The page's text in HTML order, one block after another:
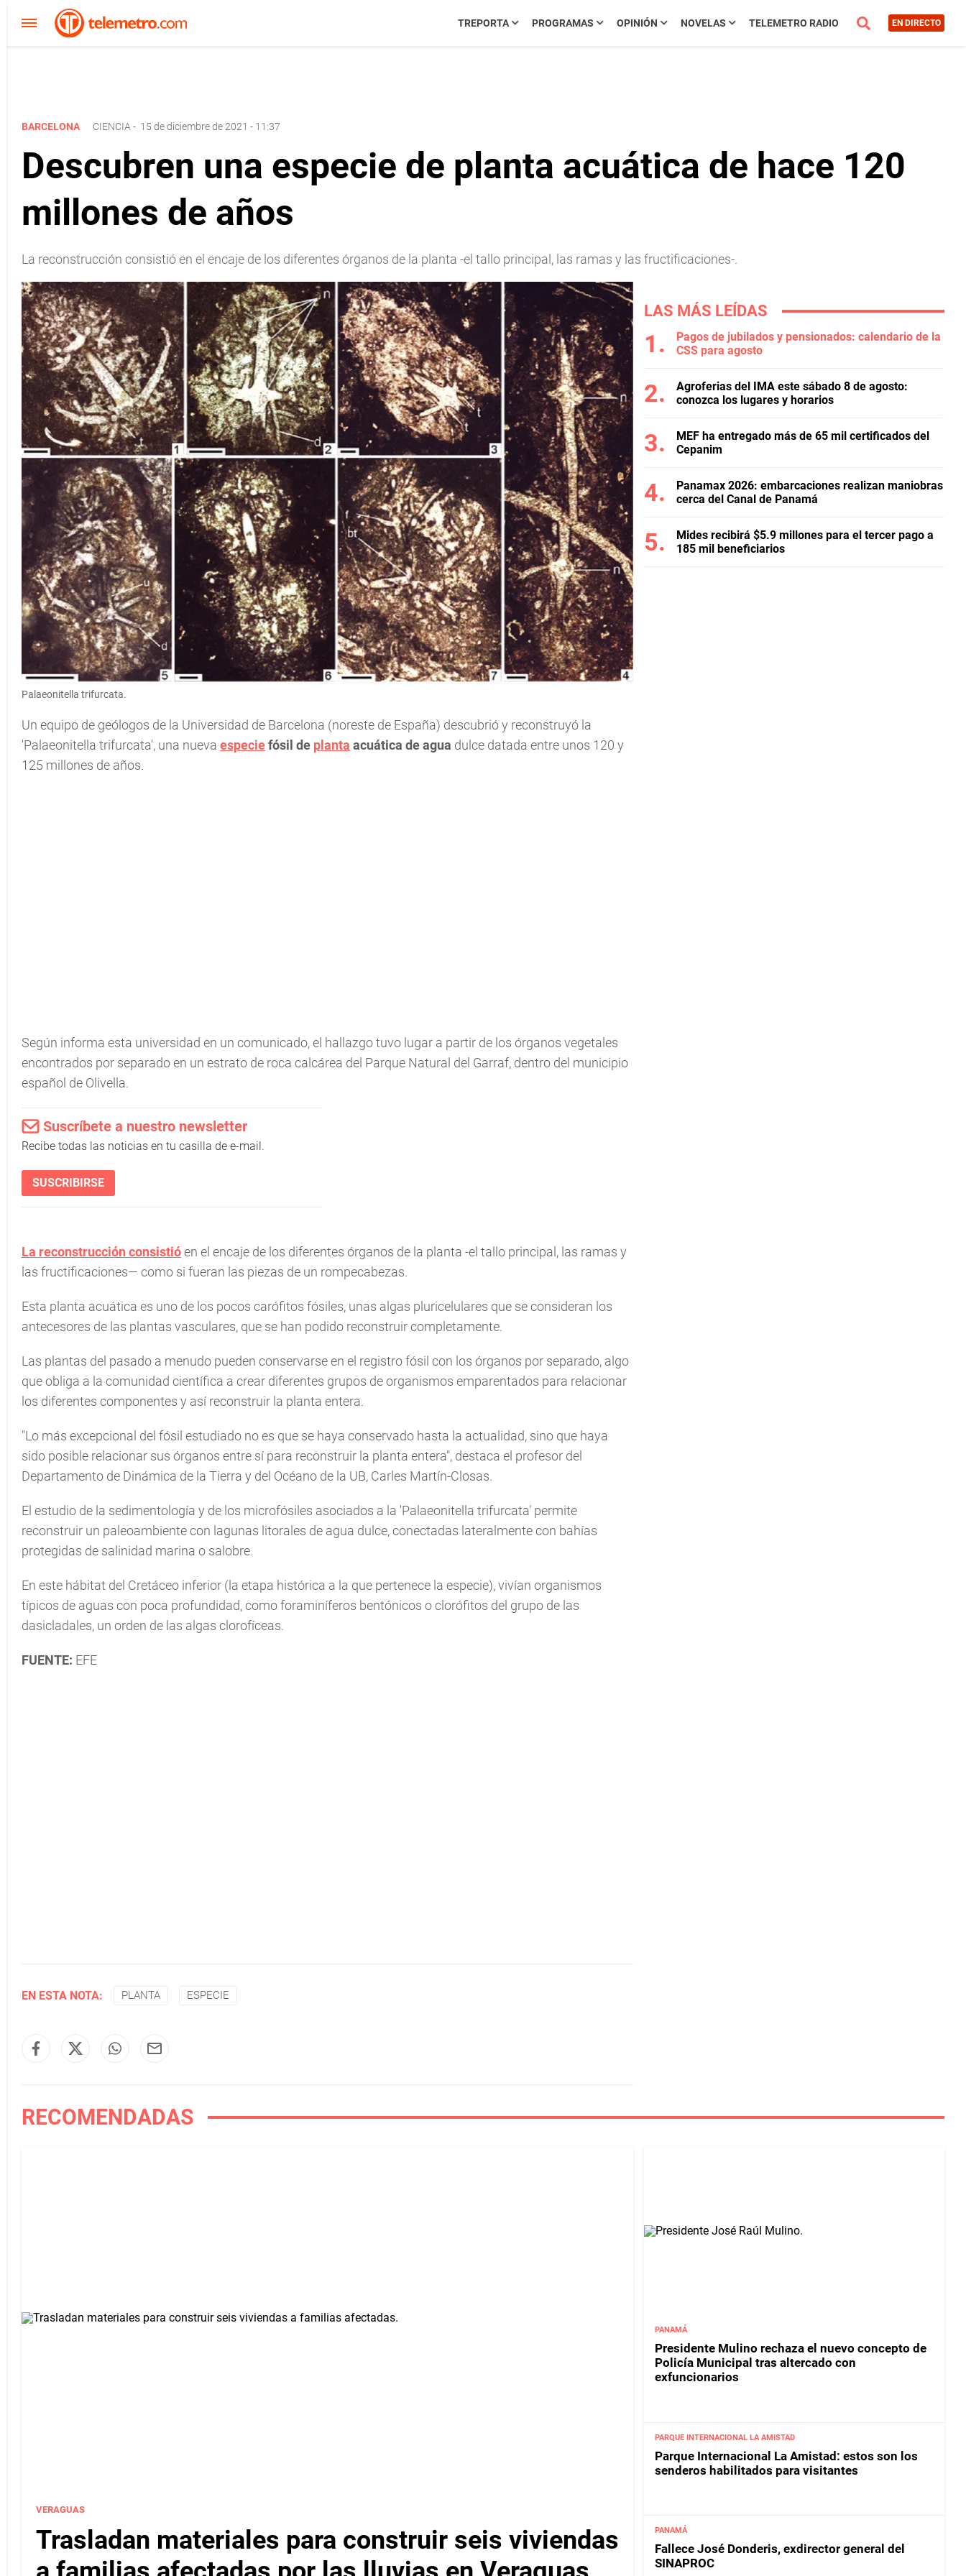
TREPORTA PROGRAMAS OPINIÓN NOVELAS TELEMETRO RADIO EN DIRECTO
BARCELONA CIENCIA - 15 de diciembre de 2021 - 11:37
Descubren una especie de planta acuática de hace 120
millones de años
La reconstrucción consistió en el encaje de los diferentes órganos de la planta -el tallo principal, las ramas y las fructificaciones-.
Palaeonitella trifurcata.
Un equipo de geólogos de la Universidad de Barcelona (noreste de España) descubrió y reconstruyó la
'Palaeonitella trifurcata', una nueva especiefósil de planta acuática de agua dulce datada entre unos 120 y
125 millones de años.
Según informa esta universidad en un comunicado, el hallazgo tuvo lugar a partir de los órganos vegetales
encontrados por separado en un estrato de roca calcárea del Parque Natural del Garraf, dentro del municipio
español de Olivella.
Suscríbete a nuestro newsletter
Recibe todas las noticias en tu casilla de e-mail.
SUSCRIBIRSE
La reconstrucción consistióen el encaje de los diferentes órganos de la planta -el tallo principal, las ramas y
las fructificaciones— como si fueran las piezas de un rompecabezas.
Esta planta acuática es uno de los pocos carófitos fósiles, unas algas pluricelulares que se consideran los
antecesores de las plantas vasculares, que se han podido reconstruir completamente.
Las plantas del pasado a menudo pueden conservarse en el registro fósil con los órganos por separado, algo
que obliga a la comunidad científica a crear diferentes grupos de organismos emparentados para relacionar
los diferentes componentes y así reconstruir la planta entera.
"Lo más excepcional del fósil estudiado no es que se haya conservado hasta la actualidad, sino que haya
sido posible relacionar sus órganos entre sí para reconstruir la planta entera", destaca el profesor del
Departamento de Dinámica de la Tierra y del Océano de la UB, Carles Martín-Closas.
El estudio de la sedimentología y de los microfósiles asociados a la 'Palaeonitella trifurcata' permite
reconstruir un paleoambiente con lagunas litorales de agua dulce, conectadas lateralmente con bahías
protegidas de salinidad marina o salobre.
En este hábitat del Cretáceo inferior (la etapa histórica a la que pertenece la especie), vivían organismos
típicos de aguas con poca profundidad, como foraminíferos bentónicos o clorófitos del grupo de las
dasicladales, un orden de las algas clorofíceas.
FUENTE: EFE
EN ESTA NOTA: PLANTA ESPECIE
LAS MÁS LEÍDAS
Pagos de jubilados y pensionados: calendario de la
CSS para agosto
Agroferias del IMA este sábado 8 de agosto:
conozca los lugares y horarios
MEF ha entregado más de 65 mil certificados del
Cepanim
Panamax 2026: embarcaciones realizan maniobras
cerca del Canal de Panamá
Mides recibirá $5.9 millones para el tercer pago a
185 mil beneficiarios
RECOMENDADAS
VERAGUAS
Trasladan materiales para construir seis viviendas
PANAMÁ
Presidente Mulino rechaza el nuevo concepto de
Policía Municipal tras altercado con
exfuncionarios
PARQUE INTERNACIONAL LA AMISTAD
Parque Internacional La Amistad: estos son los
senderos habilitados para visitantes
PANAMÁ
Fallece José Donderis, exdirector general del
SINAPROC